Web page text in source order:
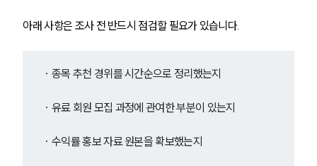
아래 사항은 조사 전 반드시 점검할 필요가 있습니다.
· 종목 추천 경위를 시간순으로 정리했는지
· 유료 회원 모집 과정에 관여한 부분이 있는지
· 수익률 홍보 자료 원본을 확보했는지